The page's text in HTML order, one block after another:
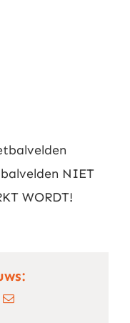
NIET
WORDT!
E-